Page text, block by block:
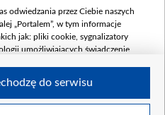
180 mln, 8
000,00 PLN
odwiedzania przez Ciebie naszych
„Portalem”, w tym informacje
jak: pliki cookie, sygnalizatory
umożliwiających świadczenie
do serwisu